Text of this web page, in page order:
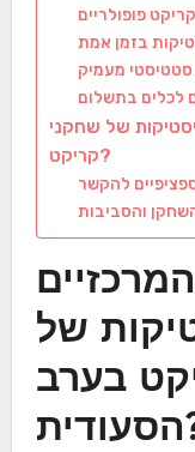
פופולריים
בזמן אמת
סטטיסטי מעמיק
לכלים בתשלום
של שחקני
קריקט?
להקשר
והסביבות
של
בערב